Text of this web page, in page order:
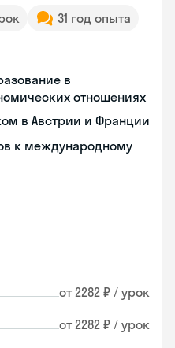
31 год опыта
в
отношениях
в Австрии и Франции
к международному
от 2282 ₽ / урок
от 2282 ₽ / урок